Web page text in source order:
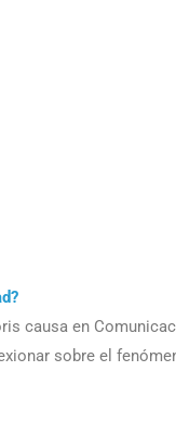
causa en
sobre el